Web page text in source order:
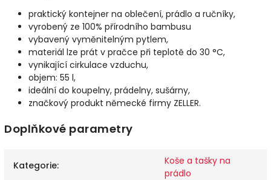
praktický kontejner na oblečení, prádlo a ručníky,
vyrobený ze 100% přírodního bambusu
vybavený vyměnitelným pytlem,
materiál lze prát v pračce při teplotě do 30 °C,
vynikající cirkulace vzduchu,
objem: 55 l,
ideální do koupelny, prádelny, sušárny,
značkový produkt německé firmy ZELLER.
Doplňkové parametry
Kategorie:
Koše a tašky na
prádlo